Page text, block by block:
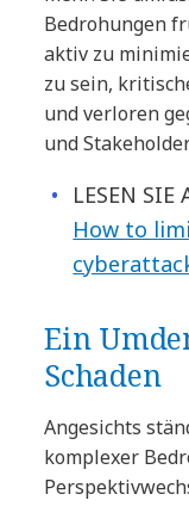
Bedrohungen
aktiv zu
zu sein,
und verloren
und
LESEN
How to
Ein
Schaden
Angesichts
komplexer